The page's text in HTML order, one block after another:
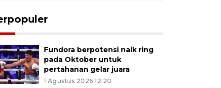
Fundora berpotensi naik ring
pada Oktober untuk
pertahanan gelar juara
1 Agustus 2026 12:20